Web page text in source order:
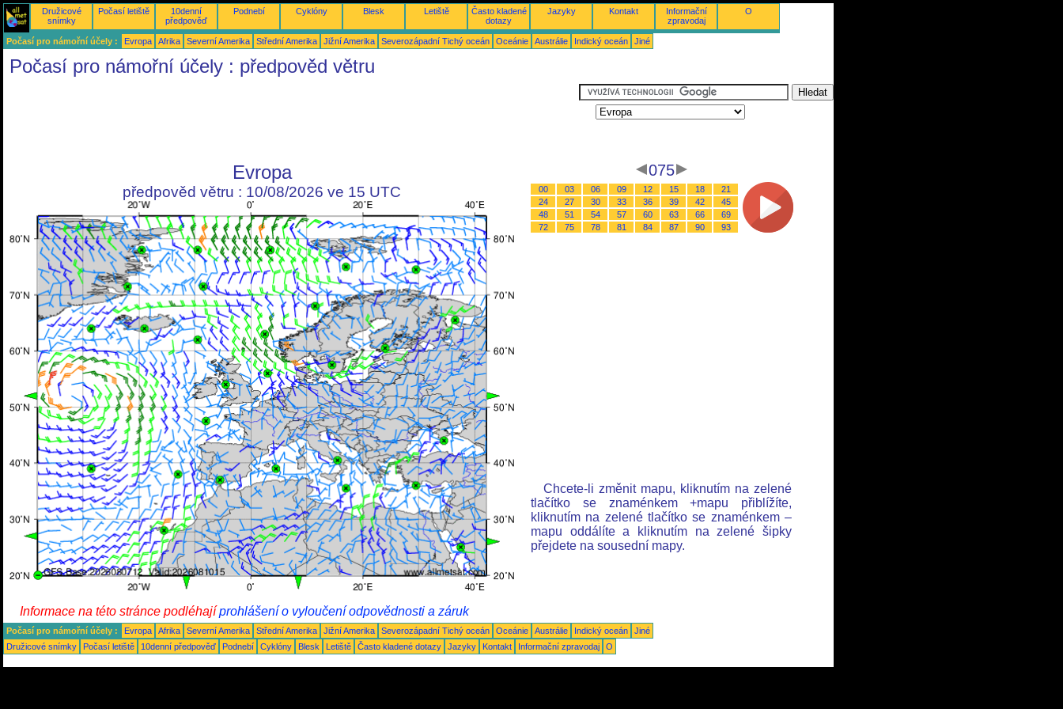
Družicové
snímky
Počasí letiště
10denní
předpověď
Podnebí Cyklóny Blesk Letiště
Často kladené
dotazy
Jazyky Kontakt
Informační
zpravodaj
O
Počasí pro námořní účely : Evropa Afrika Severní Amerika Střední Amerika Jižní Amerika Severozápadní Tichý oceán Oceánie Austrálie Indický oceán Jiné
Počasí pro námořní účely : předpověd větru
Evropa
předpověd větru : 10/08/2026 ve 15 UTC
075
00 03 06 09 12 15 18
21
24
27 30 33 36 39 42
45
48
51 54 57 60 63 66
69
72
75 78 81 84 87 90 93
Chcete-li změnit mapu, kliknutím na zelené
tlačítko se znaménkem +mapu přiblížíte,
kliknutím na zelené tlačítko se znaménkem –
mapu oddálíte a kliknutím na zelené šipky
přejdete na sousední mapy.
Informace na této stránce podléhajíprohlášení o vyloučení odpovědnosti a záruk
Počasí pro námořní účely : Evropa Afrika Severní Amerika Střední Amerika Jižní Amerika Severozápadní Tichý oceán Oceánie Austrálie Indický oceán
Jiné
Družicové snímky
Počasí letiště 10denní předpověď Podnebí Cyklóny Blesk Letiště Často kladené dotazy Jazyky Kontakt Informační zpravodaj O